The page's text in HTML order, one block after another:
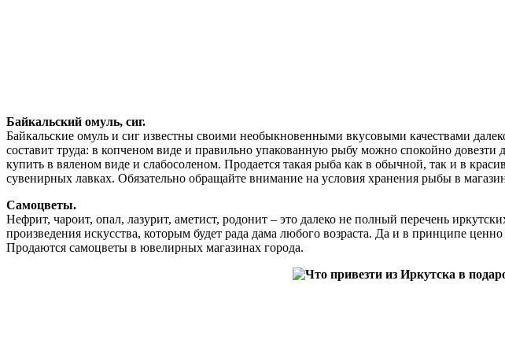
Байкальский омуль, сиг.
Байкальские омуль и сиг известны своими необыкновенными вкусовыми качествами
составит труда: в копченом виде и правильно упакованную рыбу можно спокойно
купить в вяленом виде и слабосоленом. Продается такая рыба как в обычной, так и в
сувенирных лавках. Обязательно обращайте внимание на условия хранения рыбы в
Самоцветы.
Нефрит, чароит, опал, лазурит, аметист, родонит – это далеко не полный перечень
произведения искусства, которым будет рада дама любого возраста. Да и в принципе
Продаются самоцветы в ювелирных магазинах города.